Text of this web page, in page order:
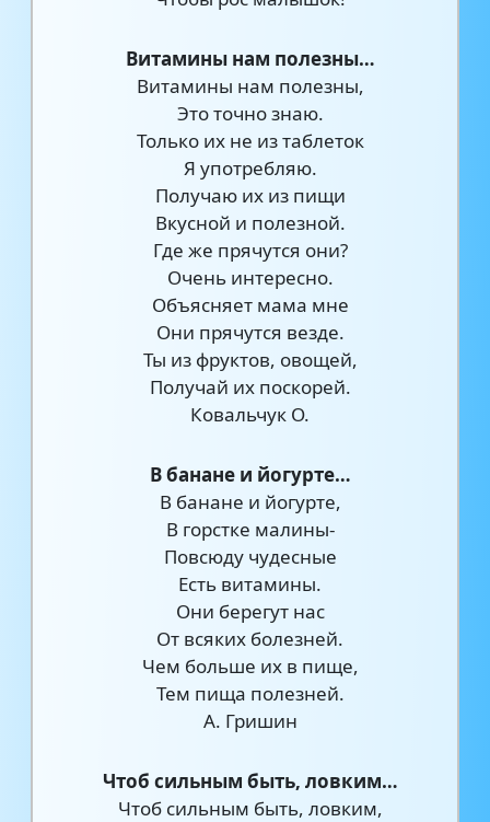
Витамины нам полезны…
Витамины нам полезны,
Это точно знаю.
Только их не из таблеток
Я употребляю.
Получаю их из пищи
Вкусной и полезной.
Где же прячутся они?
Очень интересно.
Объясняет мама мне
Они прячутся везде.
Ты из фруктов, овощей,
Получай их поскорей.
Ковальчук О.
В банане и йогурте…
В банане и йогурте,
В горстке малины-
Повсюду чудесные
Есть витамины.
Они берегут нас
От всяких болезней.
Чем больше их в пище,
Тем пища полезней.
А. Гришин
Чтоб сильным быть, ловким…
Чтоб сильным быть, ловким,